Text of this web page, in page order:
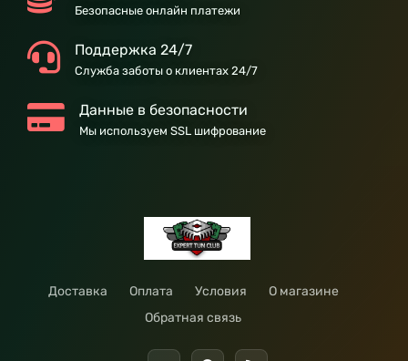
Безопасные онлайн платежи
Поддержка 24/7
Служба заботы о клиентах 24/7
Данные в безопасности
Мы используем SSL шифрование
Доставка Оплата Условия
О магазине
Обратная связь